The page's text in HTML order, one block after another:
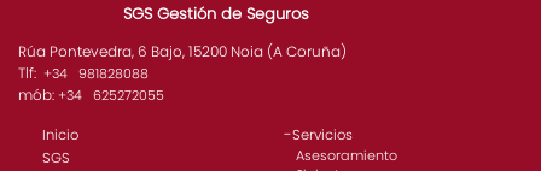
SGS Gestión de Seguros
Rúa Pontevedra, 6 Bajo, 15200 Noia (A Coruña)
Tlf: +34 981828088
mób: +34 625272055
Inicio
SGS
-Servicios
Asesoramiento